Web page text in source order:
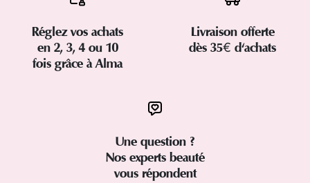
Réglez vos achats
en 2, 3, 4 ou 10
fois grâce à Alma
Livraison offerte
dès 35€ d'achats
Une question ?
Nos experts beauté
vous répondent